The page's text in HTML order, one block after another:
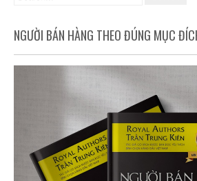
NGƯỜI BÁN HÀNG THEO ĐÚNG MỤC